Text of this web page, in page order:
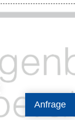
Anfrage